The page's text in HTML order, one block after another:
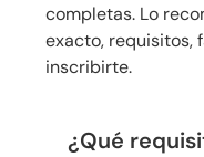
completas. Lo
exacto, requisitos,
inscribirte.
¿Qué